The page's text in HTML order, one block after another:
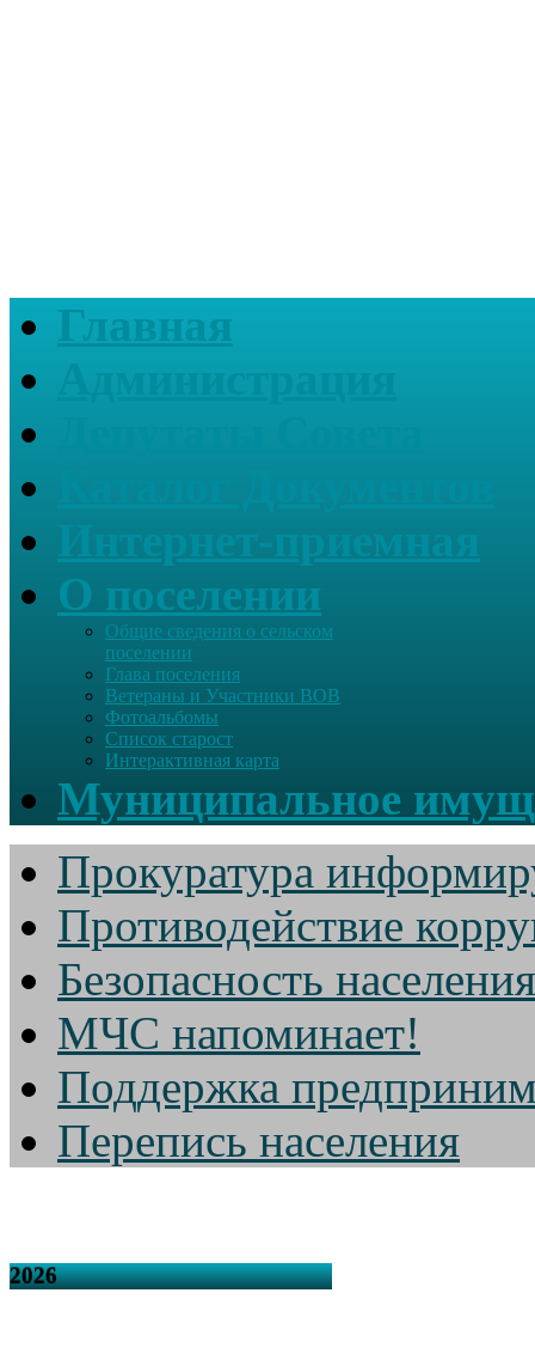
Главная
О поселении
Общие сведения о сельском
поселении
Глава поселения
Ветераны и Участники ВОВ
Фотоальбомы
Список старост
Интерактивная карта
Муниципальное
Прокуратура
Противодействие
Безопасность населения
МЧС напоминает!
Поддержка
Перепись населения
2026